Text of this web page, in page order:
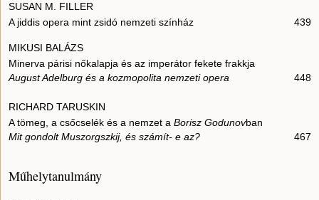
SUSAN M. FILLER
A jiddis opera mint zsidó nemzeti színház
439
MIKUSI BALÁZS
Minerva párisi nőkalapja és az imperátor fekete frakkja
August Adelburg és a kozmopolita nemzeti opera
448
RICHARD TARUSKIN
A tömeg, a csőcselék és a nemzet a Borisz Godunovban
Mit gondolt Muszorgszkij, és számít- e az?
467
Műhelytanulmány